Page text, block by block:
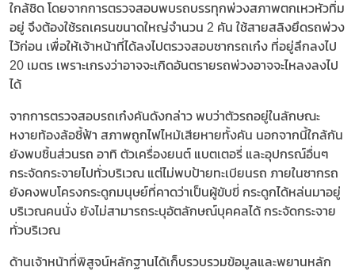
ใกล้ชิด โดยจากการตรวจสอบพบรถบรรทุกพ่วงสภาพตกเหวหัวทิ่ม
อยู่ จึงต้องใช้รถเครนขนาดใหญ่จำนวน 2 คัน ใช้สายสลิงยึดรถพ่วง
ไว้ก่อน เพื่อให้เจ้าหน้าที่ได้ลงไปตรวจสอบซากรถเก๋ง ที่อยู่ลึกลงไป
20 เมตร เพราะเกรงว่าอาจจะเกิดอันตรายรถพ่วงอาจจะไหลงลงไป
ได้
จากการตรวจสอบรถเก๋งคันดังกล่าว พบว่าตัวรถอยู่ในลักษณะ
หงายท้องล้อชี้ฟ้า สภาพถูกไฟไหม้เสียหายทั้งคัน นอกจากนี้ใกล้กัน
ยังพบชิ้นส่วนรถ อาทิ ตัวเครื่องยนต์ แบตเตอรี่ และอุปกรณ์อื่นๆ
กระจัดกระจายไปทั่วบริเวณ แต่ไม่พบป้ายทะเบียนรถ ภายในซากรถ
ยังคงพบโครงกระดูกมนุษย์ที่คาดว่าเป็นผู้ขับขี่ กระดูกได้หล่นมาอยู่
บริเวณคนนั่ง ยังไม่สามารถระบุอัตลักษณ์บุคคลได้ กระจัดกระจาย
ทั่วบริเวณ
ด้านเจ้าหน้าที่พิสูจน์หลักฐานได้เก็บรวบรวมข้อมูลและพยานหลัก